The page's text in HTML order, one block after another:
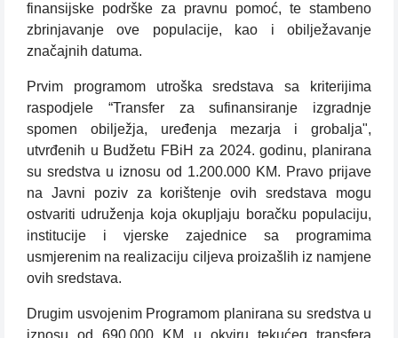
finansijske podrške za pravnu pomoć, te stambeno
zbrinjavanje ove populacije, kao i obilježavanje
značajnih datuma.
Prvim programom utroška sredstava sa kriterijima
raspodjele “Transfer za sufinansiranje izgradnje
spomen obilježja, uređenja mezarja i grobalja",
utvrđenih u Budžetu FBiH za 2024. godinu, planirana
su sredstva u iznosu od 1.200.000 KM. Pravo prijave
na Javni poziv za korištenje ovih sredstava mogu
ostvariti udruženja koja okupljaju boračku populaciju,
institucije i vjerske zajednice sa programima
usmjerenim na realizaciju ciljeva proizašlih iz namjene
ovih sredstava.
Drugim usvojenim Programom planirana su sredstva u
iznosu od 690.000 KM u okviru tekućeg transfera